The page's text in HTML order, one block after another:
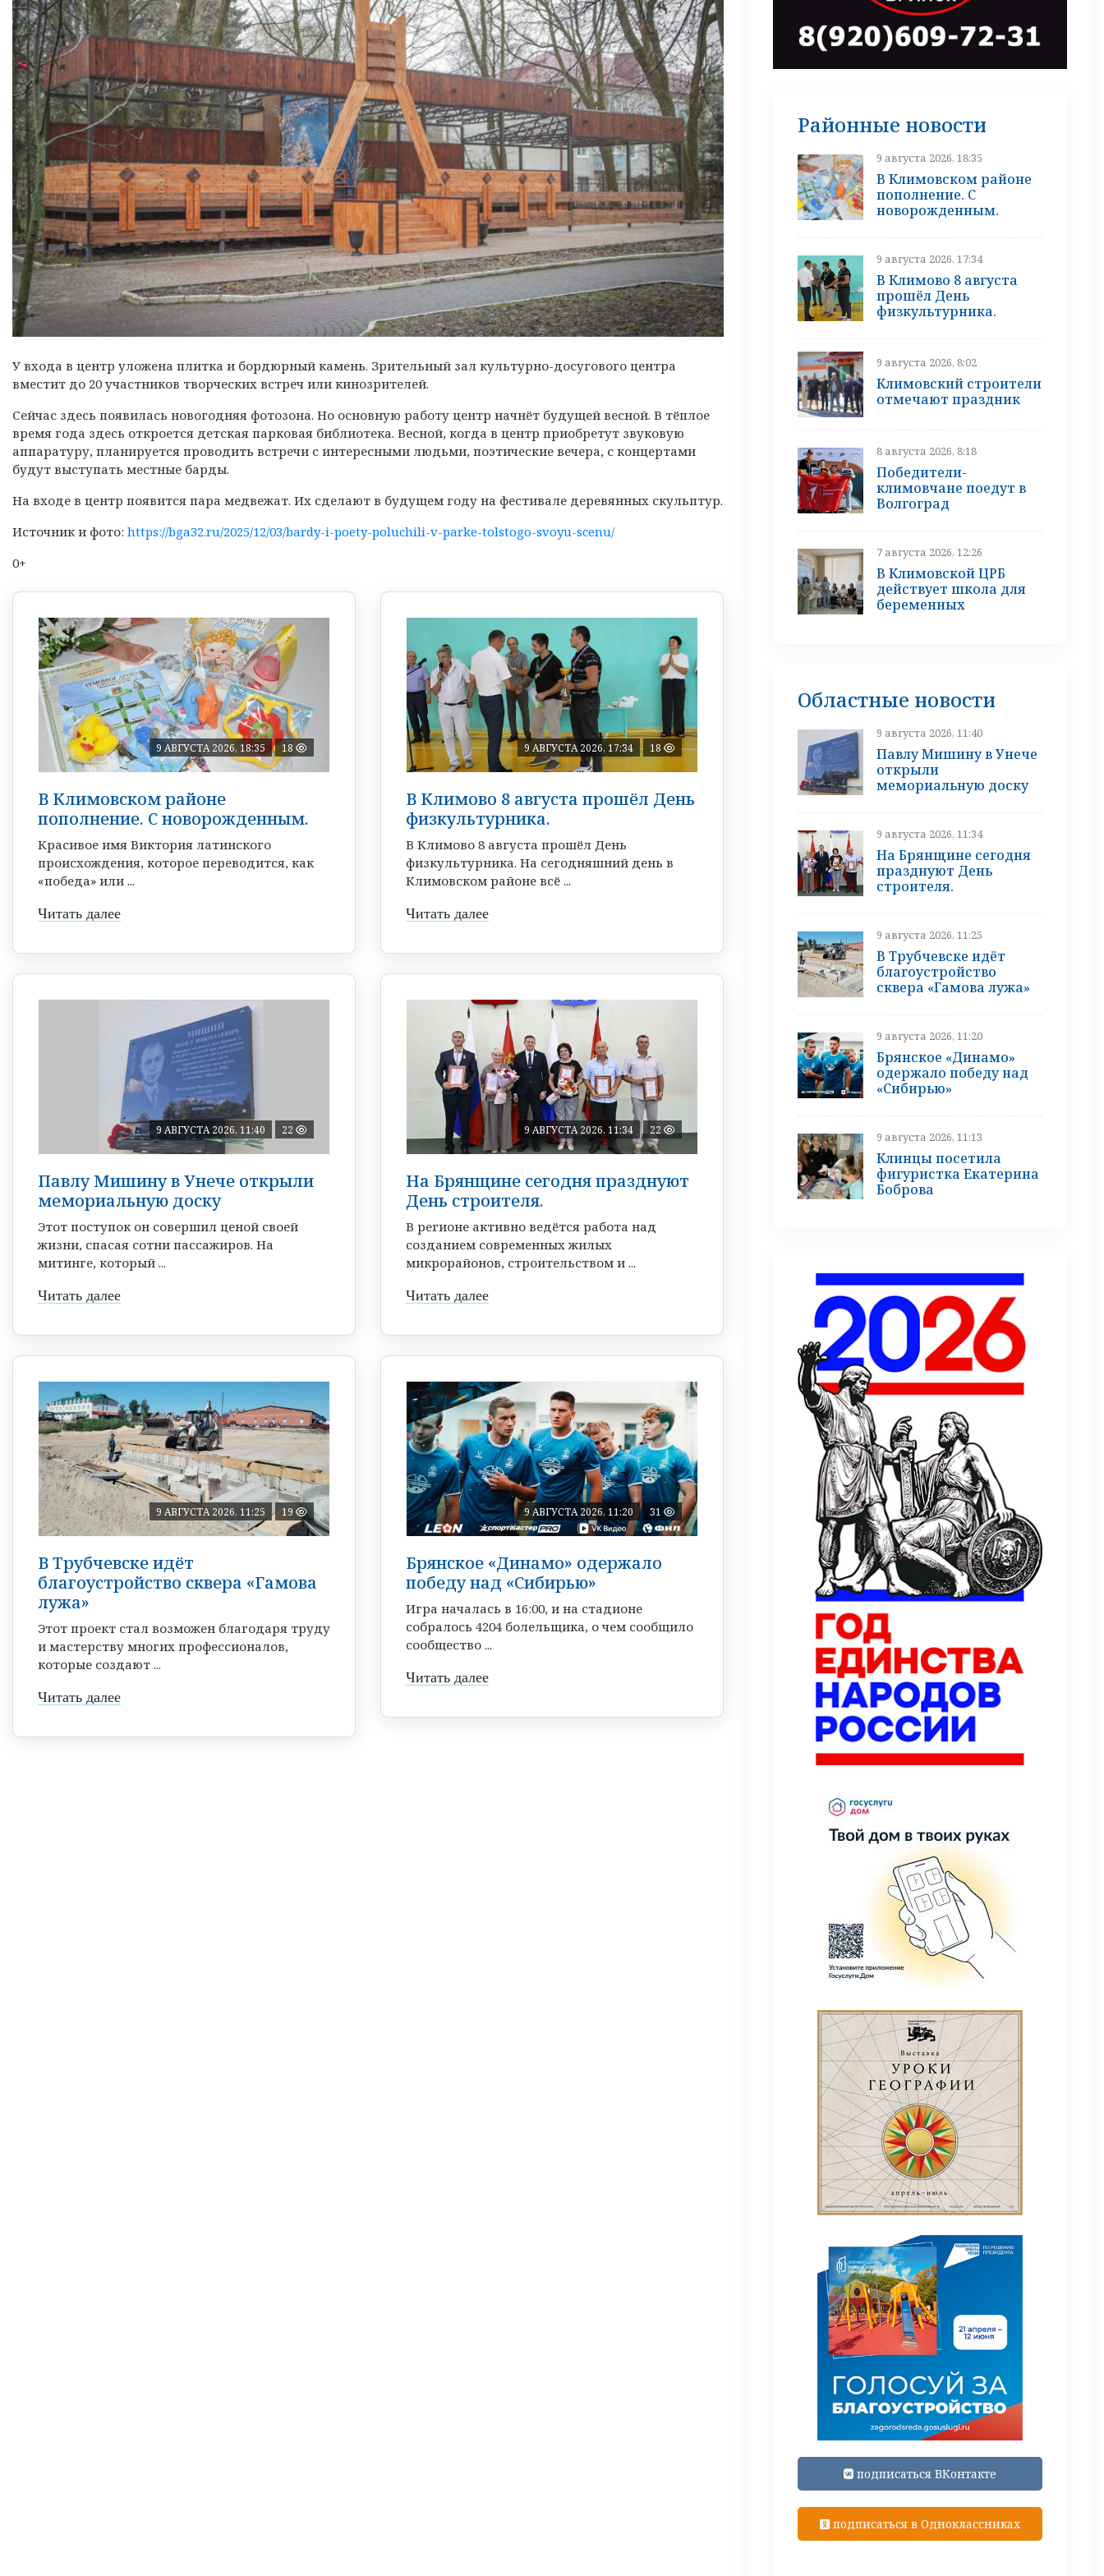
У входа в центр уложена плитка и бордюрный камень. Зрительный зал культурно-досугового центра
вместит до 20 участников творческих встреч или кинозрителей.
Сейчас здесь появилась новогодняя фотозона. Но основную работу центр начнёт будущей весной. В тёплое
время года здесь откроется детская парковая библиотека. Весной, когда в центр приобретут звуковую
аппаратуру, планируется проводить встречи с интересными людьми, поэтические вечера, с концертами
будут выступать местные барды.
На входе в центр появится пара медвежат. Их сделают в будущем году на фестивале деревянных скульптур.
Источник и фото: https://bga32.ru/2025/12/03/bardy-i-poety-poluchili-v-parke-tolstogo-svoyu-scenu/
0+
9 АВГУСТА 2026, 18:35 18
В Климовском районе
пополнение. С новорожденным.
Красивое имя Виктория латинского
происхождения, которое переводится, как
«победа» или ...
Читать далее
9 АВГУСТА 2026, 17:34 18
В Климово 8 августа прошёл День
физкультурника.
В Климово 8 августа прошёл День
физкультурника. На сегодняшний день в
Климовском районе всё ...
Читать далее
9 АВГУСТА 2026, 11:40 22
Павлу Мишину в Унече открыли
мемориальную доску
Этот поступок он совершил ценой своей
жизни, спасая сотни пассажиров. На
митинге, который ...
Читать далее
9 АВГУСТА 2026, 11:34 22
На Брянщине сегодня празднуют
День строителя.
В регионе активно ведётся работа над
созданием современных жилых
микрорайонов, строительством и ...
Читать далее
9 АВГУСТА 2026, 11:25 19
В Трубчевске идёт
благоустройство сквера «Гамова
лужа»
Этот проект стал возможен благодаря труду
и мастерству многих профессионалов,
которые создают ...
Читать далее
9 АВГУСТА 2026, 11:20 31
Брянское «Динамо» одержало
победу над «Сибирью»
Игра началась в 16:00, и на стадионе
собралось 4204 болельщика, о чем сообщило
сообщество ...
Читать далее
Районные новости
9 августа 2026, 18:35
В Климовском районе
пополнение. С
новорожденным.
9 августа 2026, 17:34
В Климово 8 августа
прошёл День
физкультурника.
9 августа 2026, 8:02
Климовский строители
отмечают праздник
8 августа 2026, 8:18
Победители-
климовчане поедут в
Волгоград
7 августа 2026, 12:26
В Климовской ЦРБ
действует школа для
беременных
Областные новости
9 августа 2026, 11:40
Павлу Мишину в Унече
открыли
мемориальную доску
9 августа 2026, 11:34
На Брянщине сегодня
празднуют День
строителя.
9 августа 2026, 11:25
В Трубчевске идёт
благоустройство
сквера «Гамова лужа»
9 августа 2026, 11:20
Брянское «Динамо»
одержало победу над
«Сибирью»
9 августа 2026, 11:13
Клинцы посетила
фигуристка Екатерина
Боброва
подписаться ВКонтакте
подписаться в Одноклассниках